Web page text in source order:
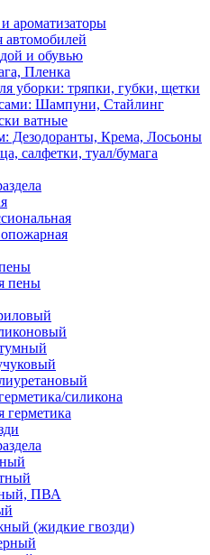
ароматизаторы
автомобилей
и обувью
Пленка
уборки: тряпки, губки, щетки
Шампуни, Стайлинг
ватные
Дезодоранты, Крема, Лосьоны
салфетки, туал/бумага
пены
силикона
герметика
ПВА
(жидкие гвозди)